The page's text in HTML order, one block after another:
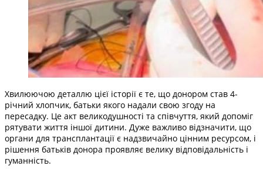
Хвилюючою деталлю цієї історії є те, що донором став 4-
річний хлопчик, батьки якого надали свою згоду на
пересадку. Це акт великодушності та співчуття, який допоміг
рятувати життя іншої дитини. Дуже важливо відзначити, що
органи для трансплантації є надзвичайно цінним ресурсом, і
рішення батьків донора проявляє велику відповідальність і
гуманність.